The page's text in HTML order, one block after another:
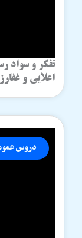
اعلایی و
دروس